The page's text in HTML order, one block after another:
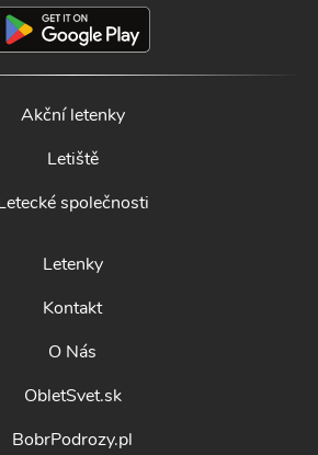
Akční letenky
Letiště
společnosti
Letenky
Kontakt
O Nás
ObletSvet.sk
BobrPodrozy.pl